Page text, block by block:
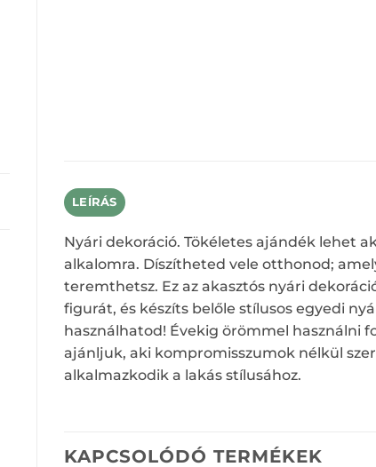
LEÍRÁS
Nyári dekoráció. Tökéletes ajándék lehet
alkalomra. Díszítheted vele otthonod;
teremthetsz. Ez az akasztós nyári
figurát, és készíts belőle stílusos egyedi
használhatod! Évekig örömmel használni
ajánljuk, aki kompromisszumok nélkül
alkalmazkodik a lakás stílusához.
KAPCSOLÓDÓ TERMÉKEK